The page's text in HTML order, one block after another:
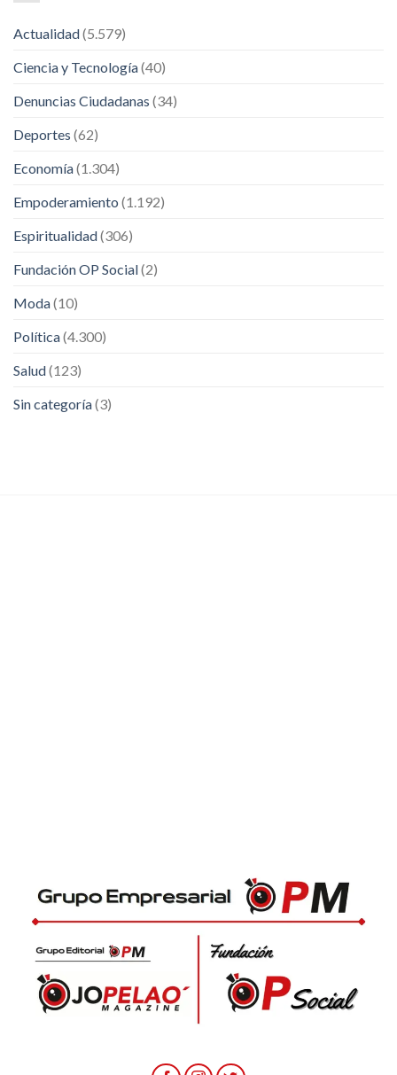
Actualidad(5.579)
Ciencia y Tecnología(40)
Denuncias Ciudadanas (34)
Deportes (62)
Economía(1.304)
Empoderamiento (1.192)
Espiritualidad(306)
Fundación OP Social(2)
Moda(10)
Política(4.300)
Salud(123)
Sin categoría(3)